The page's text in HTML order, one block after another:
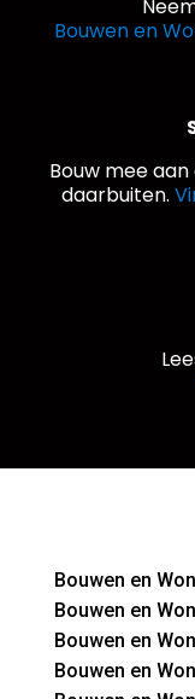
Bouwen en
Bouw mee
daarbuiten.
Bouwen en
Bouwen en
Bouwen en
Bouwen en